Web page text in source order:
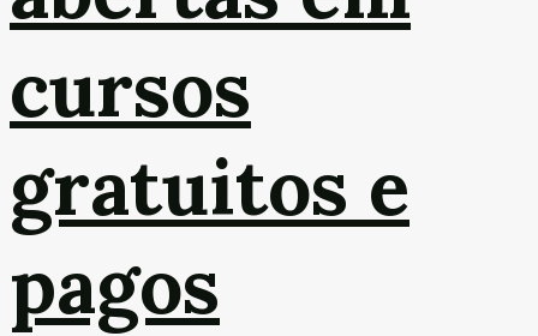
cursos
gratuitos e
pagos